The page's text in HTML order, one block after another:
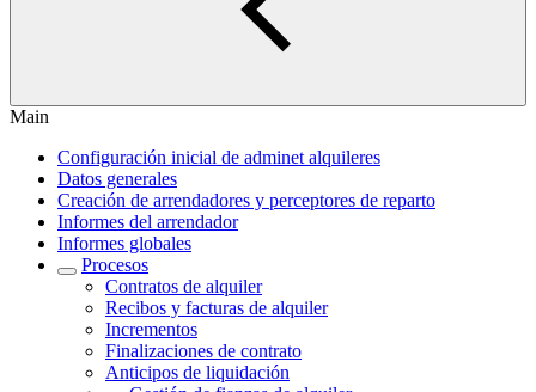
Main
Configuración inicial de adminet alquileres
Datos generales
Creación de arrendadores y perceptores de reparto
Informes del arrendador
Informes globales
Procesos
Contratos de alquiler
Recibos y facturas de alquiler
Incrementos
Finalizaciones de contrato
Anticipos de liquidación